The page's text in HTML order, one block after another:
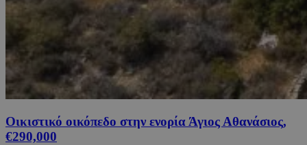
Οικιστικό οικόπεδο στην ενορία Άγιος Αθανάσιος,
€290,000